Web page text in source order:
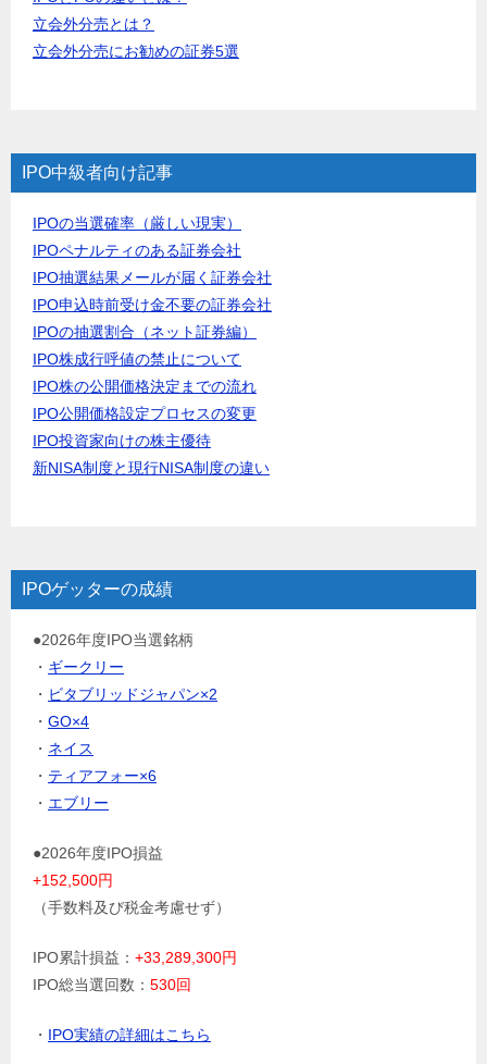
立会外分売とは？
立会外分売にお勧めの証券5選
IPO中級者向け記事
IPOの当選確率（厳しい現実）
IPOペナルティのある証券会社
IPO抽選結果メールが届く証券会社
IPO申込時前受け金不要の証券会社
IPOの抽選割合（ネット証券編）
IPO株成行呼値の禁止について
IPO株の公開価格決定までの流れ
IPO公開価格設定プロセスの変更
IPO投資家向けの株主優待
新NISA制度と現行NISA制度の違い
IPOゲッターの成績
●2026年度IPO当選銘柄
・ ギークリー
・ ビタブリッドジャパン×2
・ GO×4
・ ネイス
・ ティアフォー×6
・ エブリー
●2026年度IPO損益
+152,500円
（手数料及び税金考慮せず）
IPO累計損益： +33,289,300円
IPO総当選回数： 530回
・ IPO実績の詳細はこちら